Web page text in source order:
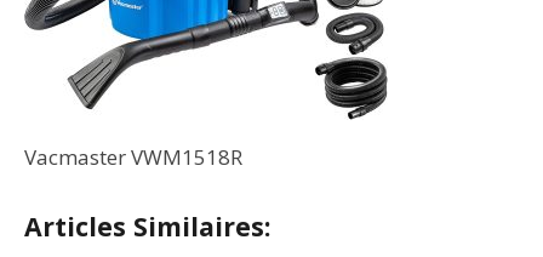
Vacmaster VWM1518R
Articles Similaires: